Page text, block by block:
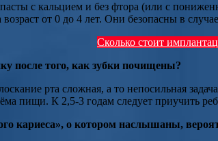
с кальцием и без фтора (или с
от 0 до 4 лет. Они безопасны в
Сколько стоит
после того, как зубки почищены?
рта сложная, а то непосильная
пищи. К 2,5-3 годам следует приучить
кариеса», о котором наслышаны,